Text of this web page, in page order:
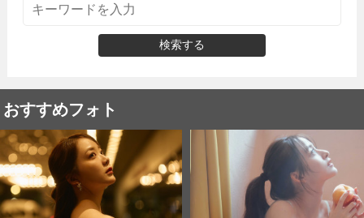
検索する
おすすめフォト